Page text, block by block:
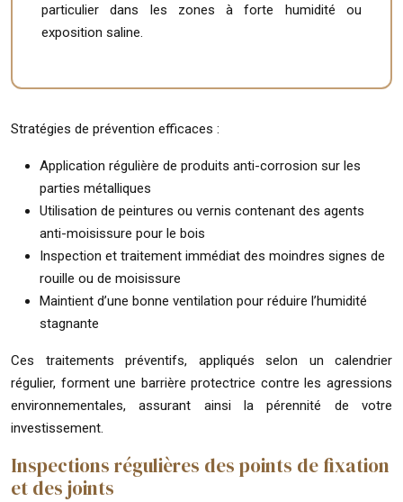
particulier dans les zones à forte humidité ou
exposition saline.
Stratégies de prévention efficaces :
Application régulière de produits anti-corrosion sur les
parties métalliques
Utilisation de peintures ou vernis contenant des agents
anti-moisissure pour le bois
Inspection et traitement immédiat des moindres signes de
rouille ou de moisissure
Maintient d’une bonne ventilation pour réduire l’humidité
stagnante
Ces traitements préventifs, appliqués selon un calendrier
régulier, forment une barrière protectrice contre les agressions
environnementales, assurant ainsi la pérennité de votre
investissement.
Inspections régulières des points de fixation
et des joints